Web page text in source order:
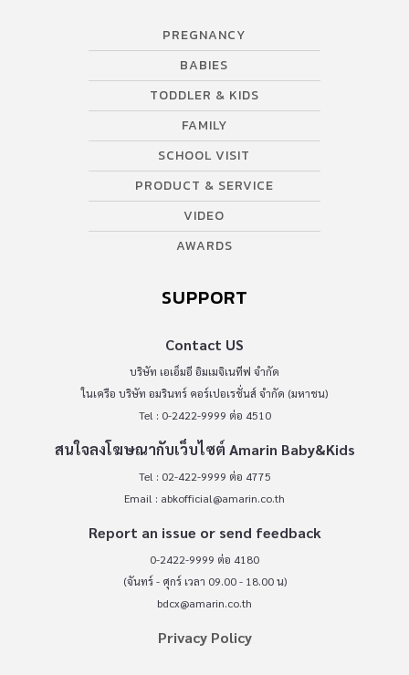
PREGNANCY
BABIES
TODDLER & KIDS
FAMILY
SCHOOL VISIT
PRODUCT & SERVICE
VIDEO
AWARDS
SUPPORT
Contact US
บริษัท เอเอ็มอี อิมเมจิเนทีฟ จำกัด
ในเครือ บริษัท อมรินทร์ คอร์เปอเรชั่นส์ จำกัด (มหาชน)
Tel : 0-2422-9999 ต่อ 4510
สนใจลงโฆษณากับเว็บไซต์ Amarin Baby&Kids
Tel : 02-422-9999 ต่อ 4775
Email : abkofficial@amarin.co.th
Report an issue or send feedback
0-2422-9999 ต่อ 4180
(จันทร์ - ศุกร์ เวลา 09.00 - 18.00 น)
bdcx@amarin.co.th
Privacy Policy